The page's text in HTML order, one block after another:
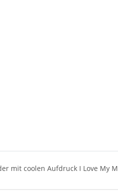
mit coolen Aufdruck I Love My